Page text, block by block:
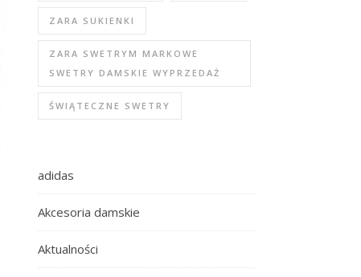
ZARA SUKIENKI
ZARA SWETRYM MARKOWE
SWETRY DAMSKIE WYPRZEDAŻ
ŚWIĄTECZNE SWETRY
adidas
Akcesoria damskie
Aktualności